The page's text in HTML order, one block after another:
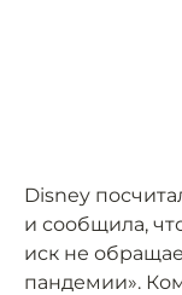
Disney
и сообщила,
иск не
пандемии».